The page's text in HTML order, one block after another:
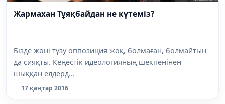
Жармахан Тұяқбайдан не күтеміз?
Бізде жөні түзу оппозиция жоқ, болмаған, болмайтын
да сияқты. Кеңестік идеологияның шекпенінен
шыққан елдерд...
17 қаңтар 2016